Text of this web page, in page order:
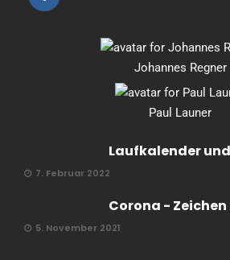
Johannes Regner
Paul Launer
Laufkalender
7. Februar 2022
Corona - Zeichen
5. November 2021